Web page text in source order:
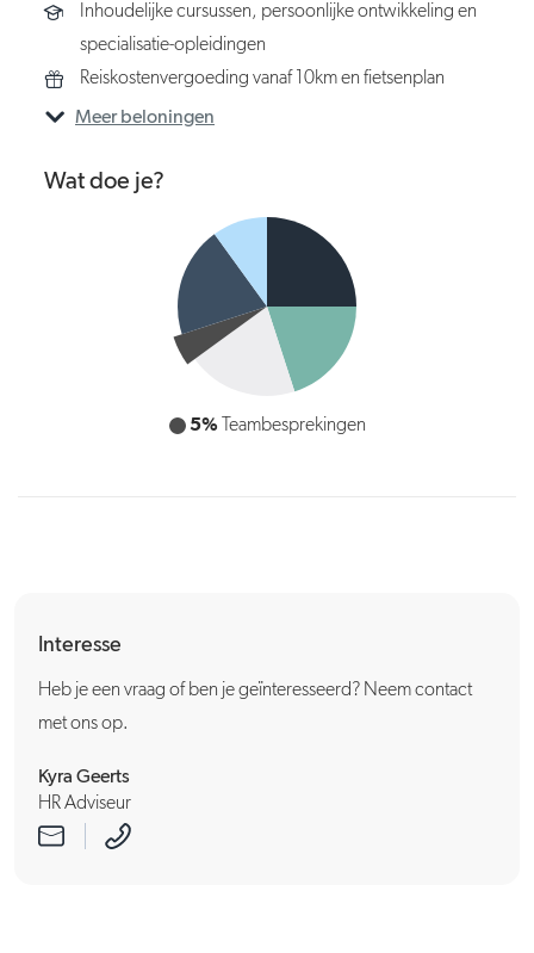
Inhoudelijke cursussen, persoonlijke ontwikkeling en
specialisatie-opleidingen
Reiskostenvergoeding vanaf 10km en fietsenplan
Meer beloningen
Wat doe je?
5% Teambesprekingen
20% Acquisitie uitvoeren
Interesse
Heb je een vraag of ben je geïnteresseerd? Neem contact
met ons op.
Kyra Geerts
HR Adviseur